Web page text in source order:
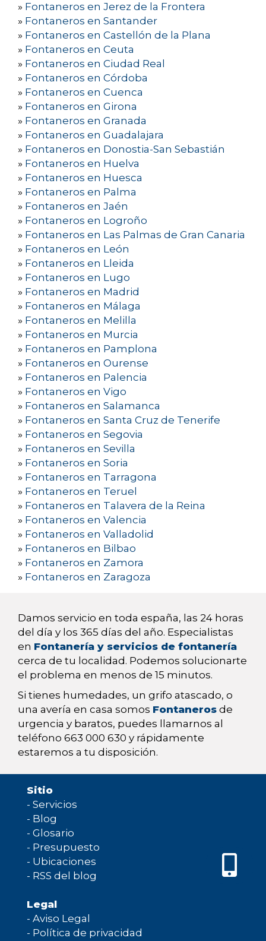
» Fontaneros en Jerez de la Frontera
» Fontaneros en Santander
» Fontaneros en Castellón de la Plana
» Fontaneros en Ceuta
» Fontaneros en Ciudad Real
» Fontaneros en Córdoba
» Fontaneros en Cuenca
» Fontaneros en Girona
» Fontaneros en Granada
» Fontaneros en Guadalajara
» Fontaneros en Donostia-San Sebastián
» Fontaneros en Huelva
» Fontaneros en Huesca
» Fontaneros en Palma
» Fontaneros en Jaén
» Fontaneros en Logroño
» Fontaneros en Las Palmas de Gran Canaria
» Fontaneros en León
» Fontaneros en Lleida
» Fontaneros en Lugo
» Fontaneros en Madrid
» Fontaneros en Málaga
» Fontaneros en Melilla
» Fontaneros en Murcia
» Fontaneros en Pamplona
» Fontaneros en Ourense
» Fontaneros en Palencia
» Fontaneros en Vigo
» Fontaneros en Salamanca
» Fontaneros en Santa Cruz de Tenerife
» Fontaneros en Segovia
» Fontaneros en Sevilla
» Fontaneros en Soria
» Fontaneros en Tarragona
» Fontaneros en Teruel
» Fontaneros en Talavera de la Reina
» Fontaneros en Valencia
» Fontaneros en Valladolid
» Fontaneros en Bilbao
» Fontaneros en Zamora
» Fontaneros en Zaragoza
Damos servicio en toda españa, las 24 horas
del día y los 365 días del año. Especialistas
en Fontanería y servicios de fontanería
cerca de tu localidad. Podemos solucionarte
el problema en menos de 15 minutos.
Si tienes humedades, un grifo atascado, o
una avería en casa somos Fontaneros de
urgencia y baratos, puedes llamarnos al
teléfono 663 000 630 y rápidamente
estaremos a tu disposición.
Sitio
- Servicios
- Blog
- Glosario
- Presupuesto
- Ubicaciones
- RSS del blog
Legal
- Aviso Legal
- Política de privacidad